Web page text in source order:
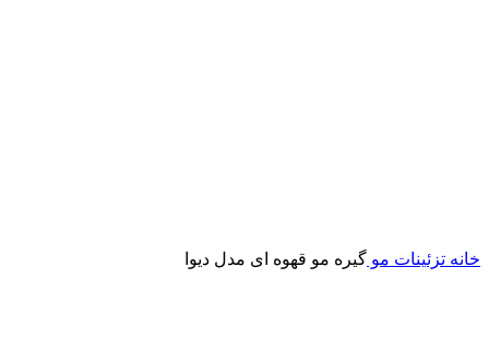
خانه تزئینات مو گیره مو قهوه ای مدل دیوا